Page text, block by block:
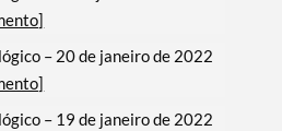
– 20 de janeiro de 2022
– 19 de janeiro de 2022